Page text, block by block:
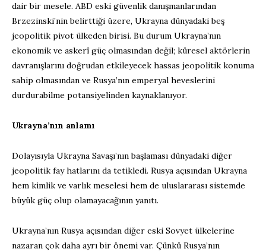
dair bir mesele. ABD eski güvenlik danışmanlarından
Brzezinski’nin belirttiği üzere, Ukrayna dünyadaki beş
jeopolitik pivot ülkeden birisi. Bu durum Ukrayna’nın
ekonomik ve askerî güç olmasından değil; küresel aktörlerin
davranışlarını doğrudan etkileyecek hassas jeopolitik konuma
sahip olmasından ve Rusya’nın emperyal heveslerini
durdurabilme potansiyelinden kaynaklanıyor.
Ukrayna’nın anlamı
Dolayısıyla Ukrayna Savaşı’nın başlaması dünyadaki diğer
jeopolitik fay hatlarını da tetikledi. Rusya açısından Ukrayna
hem kimlik ve varlık meselesi hem de uluslararası sistemde
büyük güç olup olamayacağının yanıtı.
Ukrayna’nın Rusya açısından diğer eski Sovyet ülkelerine
nazaran çok daha ayrı bir önemi var. Çünkü Rusya’nın